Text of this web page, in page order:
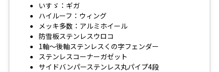
いすゞ：ギガ
ハイルーフ：ウィング
メッキ多数：アルミホイール
防雪板ステンレスウロコ
1軸～後軸ステンレスくの字フェンダー
ステンレスコーナーガゼット
サイドバンパーステンレス丸パイプ4段